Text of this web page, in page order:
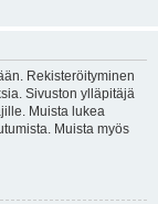
Rekisteröityminen
Sivuston ylläpitäjä
Muista lukea
Muista myös